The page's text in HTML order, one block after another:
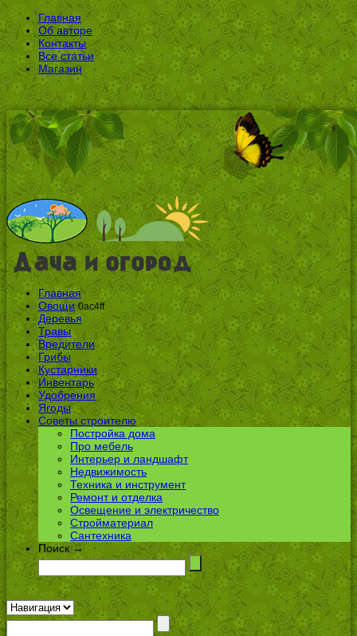
Главная
Об авторе
Контакты
Все статьи
Магазин
Главная
Овощи 0ac4ff
Деревья
Травы
Вредители
Грибы
Кустарники
Инвентарь
Удобрения
Ягоды
Советы строителю
Постройка дома
Про мебель
Интерьер и ландшафт
Недвижимость
Техника и инструмент
Ремонт и отделка
Освещение и электричество
Стройматериал
Сантехника
Поиск →